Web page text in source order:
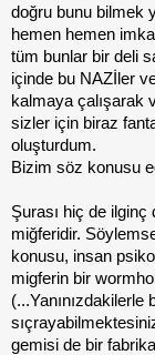
doğru bunu bilmek
hemen hemen
tüm bunlar bir deli
içinde bu NAZİler
kalmaya çalışarak
sizler için biraz
oluşturdum.
Bizim söz konusu
Şurası hiç de
miğferidir.
konusu, insan
migferin bir
gemisi de bir